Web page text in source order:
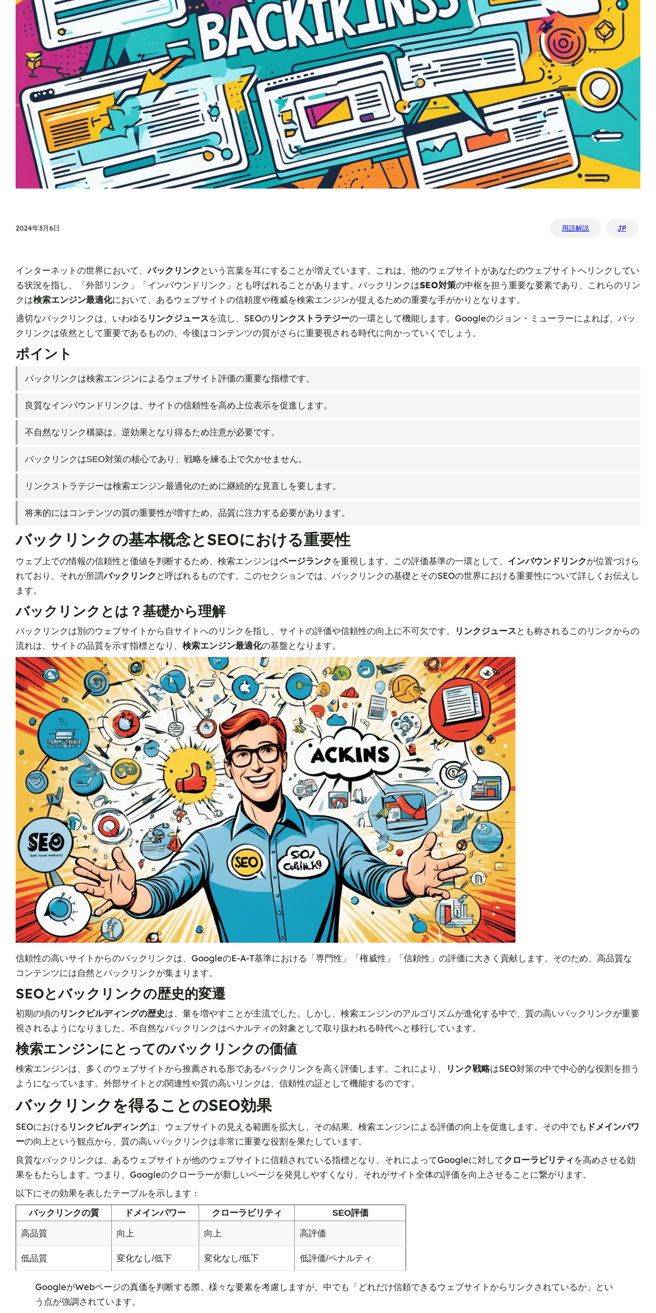
2024年3月6日 用語解説 JP
インターネットの世界において、バックリンク という言葉を耳にすることが増えています。これは、他のウェブサイトがあなたのウェブサイトへリンクしてい
る状況を指し、「外部リンク」「インバウンドリンク」とも呼ばれることがあります。バックリンクはSEO対策の中枢を担う重要な要素であり、これらのリン
クは検索エンジン最適化において、あるウェブサイトの信頼度や権威を検索エンジンが捉えるための重要な手がかりとなります。
適切なバックリンクは、いわゆる リンクジュースを流し、SEOのリンクストラテジーの一環として機能します。Googleのジョン・ミューラーによれば、バッ
クリンクは依然として重要であるものの、今後はコンテンツの質がさらに重要視される時代に向かっていくでしょう。
ポイント
バックリンクは検索エンジンによるウェブサイト評価の重要な指標です。
良質なインバウンドリンクは、サイトの信頼性を高め上位表示を促進します。
不自然なリンク構築は、逆効果となり得るため注意が必要です。
バックリンクはSEO対策の核心であり、戦略を練る上で欠かせません。
リンクストラテジーは検索エンジン最適化のために継続的な見直しを要します。
将来的にはコンテンツの質の重要性が増すため、品質に注力する必要があります。
バックリンクの基本概念とSEOにおける重要性
ウェブ上での情報の信頼性と価値を判断するため、検索エンジンはページランクを重視します。この評価基準の一環として、 インバウンドリンクが位置づけら
れており、それが所謂バックリンク と呼ばれるものです。このセクションでは、バックリンクの基礎とそのSEOの世界における重要性について詳しくお伝えし
ます。
バックリンクとは？基礎から理解
バックリンクは別のウェブサイトから自サイトへのリンクを指し、サイトの評価や信頼性の向上に不可欠です。 リンクジュースとも称されるこのリンクからの
流れは、サイトの品質を示す指標となり、 検索エンジン最適化の基盤となります。
信頼性の高いサイトからのバックリンクは、GoogleのE-A-T基準における「専門性」「権威性」「信頼性」の評価に大きく貢献します。そのため、高品質な
コンテンツには自然とバックリンクが集まります。
SEOとバックリンクの歴史的変遷
初期の頃のリンクビルディングの歴史は、量を増やすことが主流でした。しかし、検索エンジンのアルゴリズムが進化する中で、質の高いバックリンクが重要
視されるようになりました。不自然なバックリンクはペナルティの対象として取り扱われる時代へと移行しています。
検索エンジンにとってのバックリンクの価値
検索エンジンは、多くのウェブサイトから推薦される形であるバックリンクを高く評価します。これにより、 リンク戦略はSEO対策の中で中心的な役割を担う
ようになっています。外部サイトとの関連性や質の高いリンクは、信頼性の証として機能するのです。
バックリンクを得ることのSEO効果
SEOにおける リンクビルディングは、ウェブサイトの見える範囲を拡大し、その結果、検索エンジンによる評価の向上を促進します。その中でも ドメインパワ
ーの向上という観点から、質の高いバックリンクは非常に重要な役割を果たしています。
良質なバックリンクは、あるウェブサイトが他のウェブサイトに信頼されている指標となり、それによってGoogleに対してクローラビリティを高めさせる効
果をもたらします。つまり、Googleのクローラーが新しいページを発見しやすくなり、それがサイト全体の評価を向上させることに繋がります。
以下にその効果を表したテーブルを示します：
バックリンクの質 ドメインパワー クローラビリティ SEO評価
高品質 向上 向上 高評価
低品質 変化なし/低下 変化なし/低下 低評価/ペナルティ
GoogleがWebページの真価を判断する際、様々な要素を考慮しますが、中でも「どれだけ信頼できるウェブサイトからリンクされているか」とい
う点が強調されています。